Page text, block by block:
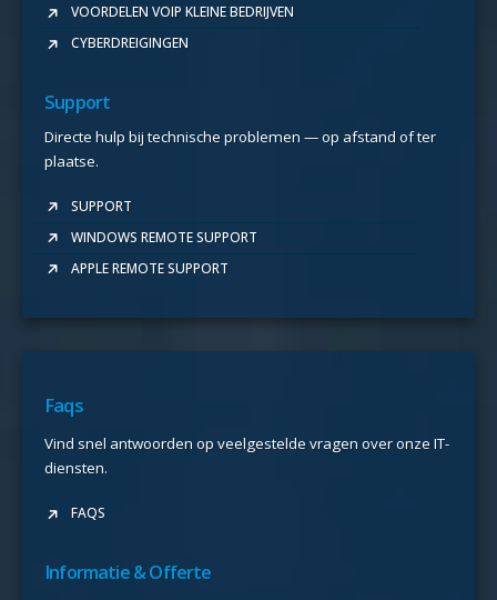
VOORDELEN VOIP KLEINE BEDRIJVEN
CYBERDREIGINGEN
Support
Directe hulp bij technische problemen — op afstand of ter
plaatse.
SUPPORT
WINDOWS REMOTE SUPPORT
APPLE REMOTE SUPPORT
Faqs
Vind snel antwoorden op veelgestelde vragen over onze IT-
diensten.
FAQS
Informatie & Offerte